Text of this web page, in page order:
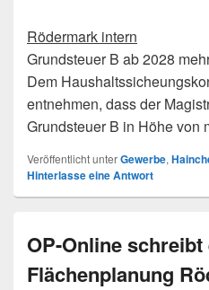
Rödermark intern
Grundsteuer B ab 2028
Dem
entnehmen, dass der
Grundsteuer B in Höhe von
Veröffentlicht unterGewerbe,
Hinterlasse eine Antwort
OP-Online
Flächenplanung